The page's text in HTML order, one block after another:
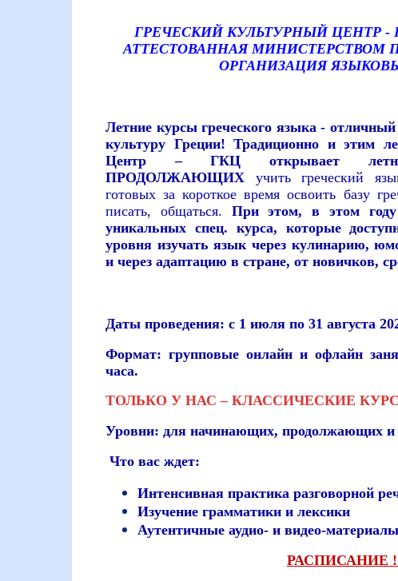
ГРЕЧЕСКИЙ КУЛЬТУРНЫЙ ЦЕНТР -
АТТЕСТОВАННАЯ МИНИСТЕРСТВОМ
ОРГАНИЗАЦИЯ
Летние курсы греческого языка -
культуру Греции! Традиционно и этим
Центр – ГКЦ открывает
ПРОДОЛЖАЮЩИХ учить греческий
готовых за короткое время освоить базу
писать, общаться. При этом, в этом
уникальных спец. курса, которые
уровня изучать язык через кулинарию,
и через адаптацию в стране, от новичков,
Даты проведения: с 1 июля по 31 августа
Формат: групповые онлайн и офлайн
часа.
ТОЛЬКО У НАС – КЛАССИЧЕСКИЕ
Уровни: для начинающих, продолжающих и
Что вас ждет:
Интенсивная практика разговорной
Изучение грамматики и лексики
Аутентичные аудио- и видео-материалы
РАСПИСАНИЕ